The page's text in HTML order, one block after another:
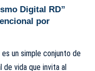
Digital RD”
por
un simple conjunto de
de vida que invita al